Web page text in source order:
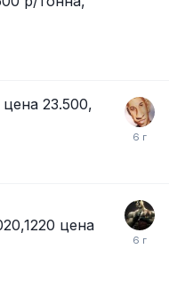
23.500,
цена